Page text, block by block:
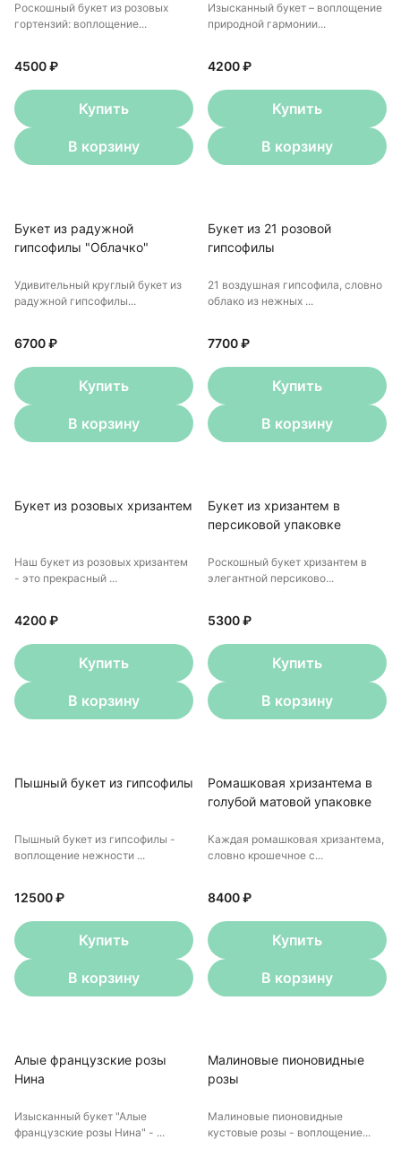
Роскошный букет из розовых
гортензий: воплощение...
4500 ₽
Купить
В корзину
Изысканный букет – воплощение
природной гармонии...
4200 ₽
Купить
В корзину
Букет из радужной
гипсофилы "Облачко"
Удивительный круглый букет из
радужной гипсофилы...
6700 ₽
Купить
В корзину
Букет из 21 розовой
гипсофилы
21 воздушная гипсофила, словно
облако из нежных ...
7700 ₽
Купить
В корзину
Букет из розовых хризантем
Наш букет из розовых хризантем
- это прекрасный ...
4200 ₽
Купить
В корзину
Букет из хризантем в
персиковой упаковке
Роскошный букет хризантем в
элегантной персиково...
5300 ₽
Купить
В корзину
Пышный букет из гипсофилы
Пышный букет из гипсофилы -
воплощение нежности ...
12500 ₽
Купить
В корзину
Ромашковая хризантема в
голубой матовой упаковке
Каждая ромашковая хризантема,
словно крошечное с...
8400 ₽
Купить
В корзину
Алые французские розы
Нина
Изысканный букет "Алые
французские розы Нина" - ...
Малиновые пионовидные
розы
Малиновые пионовидные
кустовые розы - воплощение...